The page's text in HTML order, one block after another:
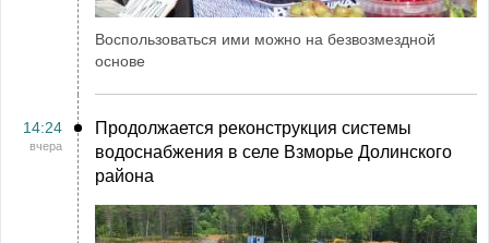
Воспользоваться ими можно на безвозмездной
основе
14:24
вчера
Продолжается реконструкция системы
водоснабжения в селе Взморье Долинского
района